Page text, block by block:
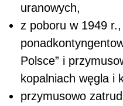
uranowych,
z poboru w 1949
Polsce” i
kopalniach węgla i
przymusowo